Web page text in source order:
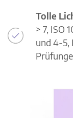
Tolle
> 7, ISO
und 4-5,